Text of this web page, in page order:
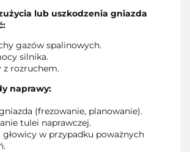
lub uszkodzenia gniazda
gazów spalinowych.
silnika.
z rozruchem.
naprawy:
(frezowanie, planowanie).
tulei naprawczej.
w przypadku poważnych